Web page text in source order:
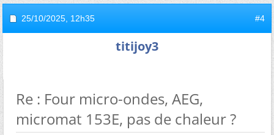
25/10/2025, 12h35 #4
titijoy3
Re : Four micro-ondes, AEG,
micromat 153E, pas de chaleur ?